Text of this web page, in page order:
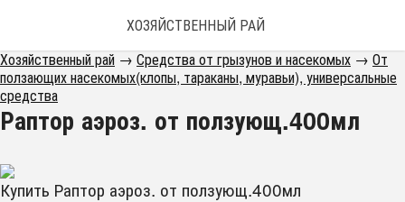
ХОЗЯЙСТВЕННЫЙ РАЙ
Хозяйственный рай → Средства от грызунов и насекомых → От
ползающих насекомых(клопы, тараканы, муравьи), универсальные
средства
Раптор аэроз. от ползующ.400мл
Купить Раптор аэроз. от ползующ.400мл